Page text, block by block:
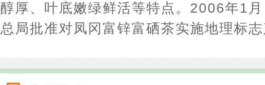
醇厚、叶底嫩绿鲜活等特点。2006年1
总局批准对凤冈富锌富硒茶实施地理标志